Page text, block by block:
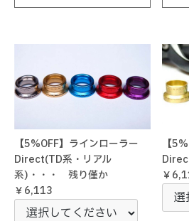
【5%OFF】ラインローラー
Direct(TD系・リアル
系)・・・ 残り僅か
￥6,113
【
￥